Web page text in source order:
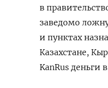
в
заведомо
и пунктах
Казахстане,
KanRus деньги